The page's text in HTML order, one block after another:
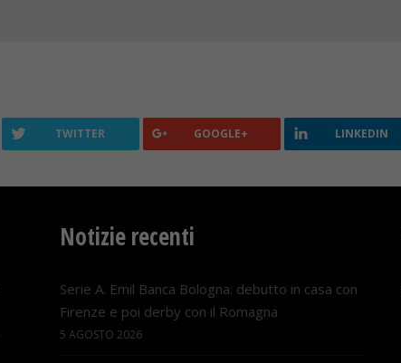
TWITTER GOOGLE+ LINKEDIN
Notizie recenti
Serie A. Emil Banca Bologna: debutto in casa con
Firenze e poi derby con il Romagna
5 AGOSTO 2026